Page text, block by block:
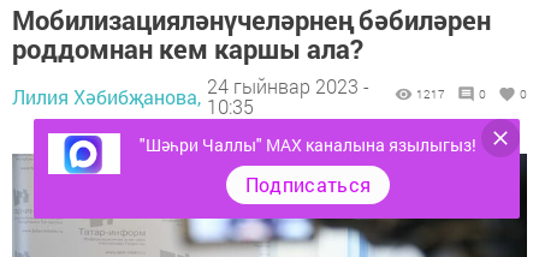
Мобилизацияләнүчеләрнең бәбиләрен
роддомнан кем каршы ала?
Лилия Хәбибҗанова, 24 гыйнвар 2023 -
10:35
1217 0 0
"Шәһри Чаллы" MAX каналына язылыгыз!
Подписаться